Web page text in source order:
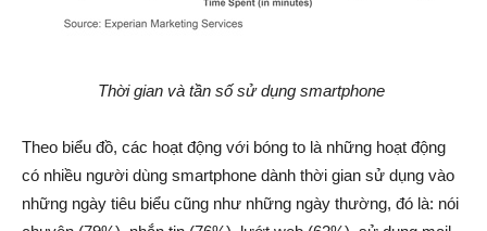
Thời gian và tần số sử dụng smartphone
Theo biểu đồ, các hoạt động với bóng to là những hoạt động
có nhiều người dùng smartphone dành thời gian sử dụng vào
những ngày tiêu biểu cũng như những ngày thường, đó là: nói